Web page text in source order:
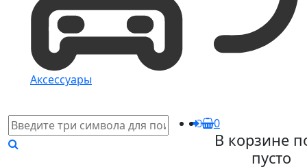
Аксессуары
0
В корзине
пусто